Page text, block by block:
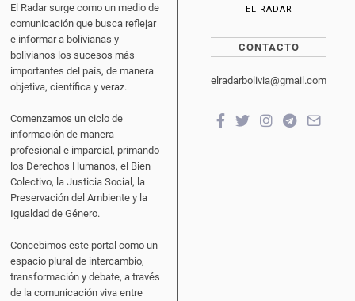
El Radar surge como un medio de
comunicación que busca reflejar
e informar a bolivianas y
bolivianos los sucesos más
importantes del país, de manera
objetiva, científica y veraz.
Comenzamos un ciclo de
información de manera
profesional e imparcial, primando
los Derechos Humanos, el Bien
Colectivo, la Justicia Social, la
Preservación del Ambiente y la
Igualdad de Género.
Concebimos este portal como un
espacio plural de intercambio,
transformación y debate, a través
de la comunicación viva entre
EL RADAR
CONTACTO
elradarbolivia@gmail.com